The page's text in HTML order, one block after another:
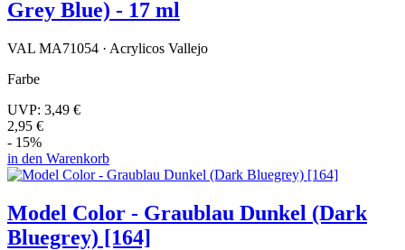
Grey Blue) - 17 ml
VAL MA71054 · Acrylicos Vallejo
Farbe
UVP: 3,49 €
2,95 €
- 15%
in den Warenkorb
Model Color - Graublau Dunkel (Dark
Bluegrey) [164]